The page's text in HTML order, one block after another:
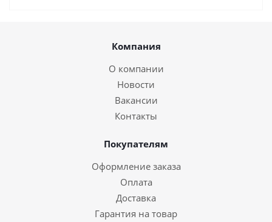
Компания
О компании
Новости
Вакансии
Контакты
Покупателям
Оформление заказа
Оплата
Доставка
Гарантия на товар